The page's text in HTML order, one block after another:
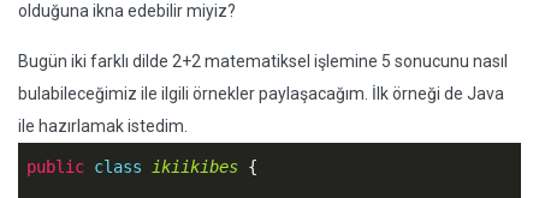
olduğuna ikna edebilir miyiz?
Bugün iki farklı dilde 2+2 matematiksel işlemine 5 sonucunu nasıl
bulabileceğimiz ile ilgili örnekler paylaşacağım. İlk örneği de Java
ile hazırlamak istedim.
public class ikiikibes {